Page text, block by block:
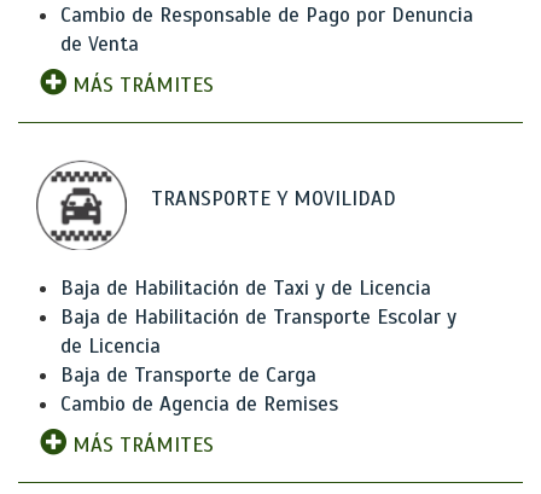
Cambio de Responsable de Pago por Denuncia
de Venta
MÁS TRÁMITES
TRANSPORTE Y MOVILIDAD
Baja de Habilitación de Taxi y de Licencia
Baja de Habilitación de Transporte Escolar y
de Licencia
Baja de Transporte de Carga
Cambio de Agencia de Remises
MÁS TRÁMITES